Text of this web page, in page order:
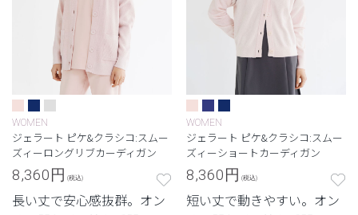
WOMEN
ジェラート ピケ&クラシコ:スムー
ズィーロングリブカーディガン
8,360円 (税込)
長い丈で安心感抜群。オン
WOMEN
ジェラート ピケ&クラシコ:スムー
ズィーショートカーディガン
8,360円 (税込)
短い丈で動きやすい。オン